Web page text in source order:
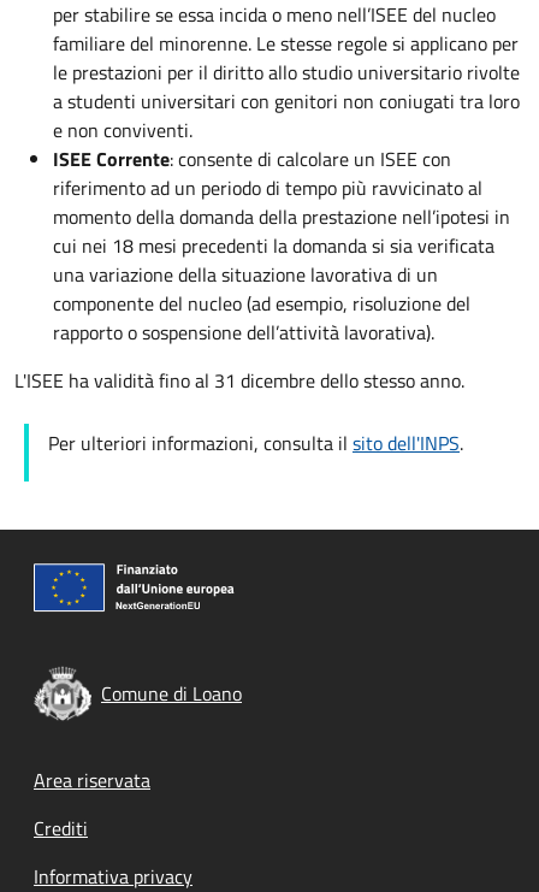
per stabilire se essa incida o meno nell’ISEE del nucleo
familiare del minorenne. Le stesse regole si applicano per
le prestazioni per il diritto allo studio universitario rivolte
a studenti universitari con genitori non coniugati tra loro
e non conviventi.
ISEE Corrente: consente di calcolare un ISEE con
riferimento ad un periodo di tempo più ravvicinato al
momento della domanda della prestazione nell’ipotesi in
cui nei 18 mesi precedenti la domanda si sia verificata
una variazione della situazione lavorativa di un
componente del nucleo (ad esempio, risoluzione del
rapporto o sospensione dell’attività lavorativa).
L'ISEE ha validità fino al 31 dicembre dello stesso anno.
Per ulteriori informazioni, consulta il sito dell'INPS.
Comune di Loano
Footer menu
Area riservata
Crediti
Informativa privacy